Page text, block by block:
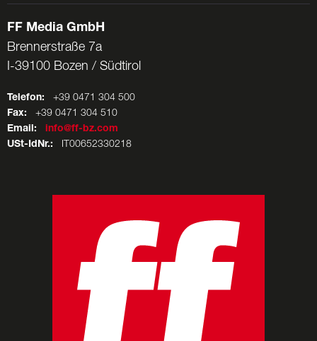
FF Media GmbH
Brennerstraße 7a
I-39100 Bozen / Südtirol
Telefon: +39 0471 304 500
Fax: +39 0471 304 510
Email:
info@ff-bz.com
USt-IdNr.: IT00652330218